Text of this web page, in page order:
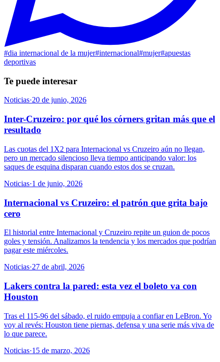
#dia internacional de la mujer#internacional#mujer#apuestas
deportivas
Te puede interesar
Noticias·20 de junio, 2026
Inter-Cruzeiro: por qué los córners gritan más que el
resultado
Las cuotas del 1X2 para Internacional vs Cruzeiro aún no llegan,
pero un mercado silencioso lleva tiempo anticipando valor: los
saques de esquina disparan cuando estos dos se cruzan.
Noticias·1 de junio, 2026
Internacional vs Cruzeiro: el patrón que grita bajo
cero
El historial entre Internacional y Cruzeiro repite un guion de pocos
goles y tensión. Analizamos la tendencia y los mercados que podrían
pagar este miércoles.
Noticias·27 de abril, 2026
Lakers contra la pared: esta vez el boleto va con
Houston
Tras el 115-96 del sábado, el ruido empuja a confiar en LeBron. Yo
voy al revés: Houston tiene piernas, defensa y una serie más viva de
lo que parece.
Noticias·15 de marzo, 2026